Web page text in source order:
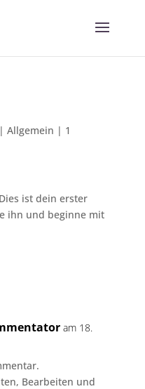
| Allgemein | 1
ist dein erster
ihn und beginne mit
am 18.
Bearbeiten und